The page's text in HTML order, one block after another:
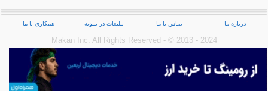
درباره ما تماس با ما تبلیغات در بیتوته همکاری با ما
Makan Inc.‎ All Rights Reserved - © 2013 - 2024